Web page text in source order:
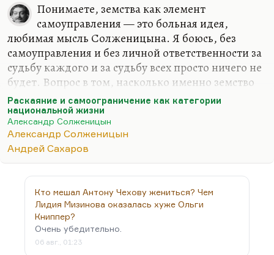
Понимаете, земства как элемент
самоуправления — это больная идея,
любимая мысль Солженицына. Я боюсь, без
самоуправления и без личной ответственности за
судьбу каждого и за судьбу всех просто ничего не
будет. Вопрос в том, насколько именно земство
является органичной формой. Оно не прижилось.
И Тургенев, и Толстой по-разному высмеяли
тщету земцев. Но боюсь, что правда лежит всё-
таки на этом пути.
А «жить не по лжи» — это такая тоже
солженицынская программа-минимум, вполне
исполнимая. Я просто не думаю, что прав здесь
Солженицын. Ведь главный спор Солженицына
и Сахарова развернулся не из-за западничества
или славянофильства, а главная полемика 1972
года — Солженицын, «Раскаяние и…
Раскаяние и самоограничение как категории
национальной жизни
Александр Солженицын
Александр Солженицын
Андрей Сахаров
Кто мешал Антону Чехову жениться? Чем
Лидия Мизинова оказалась хуже Ольги
Книппер?
Очень убедительно.
06 авг., 01:23